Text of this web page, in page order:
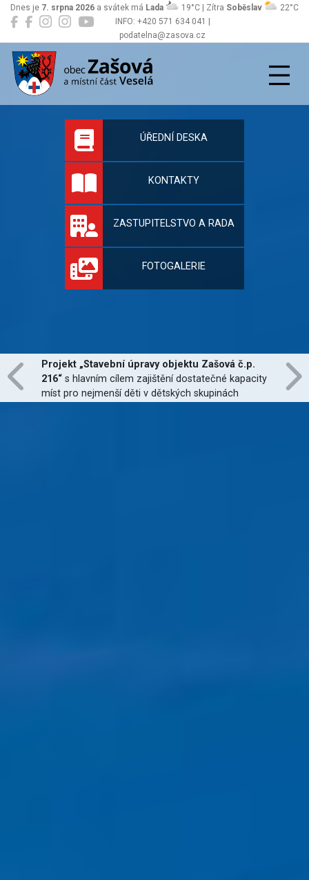
INFO: +420 571 634 041 |
podatelna@zasova.cz
Dnes je 7. srpna 2026 a svátek má Lada 19°C | Zítra Soběslav 22°C
Zašová
Oficiální stránky
ÚŘEDNÍ DESKA
KONTAKTY
ZASTUPITELSTVO A RADA
FOTOGALERIE
Projekt „Stavební úpravy objektu Zašová č.p.
216“ s hlavním cílem zajištění dostatečné kapacity
míst pro nejmenší děti v dětských skupinách